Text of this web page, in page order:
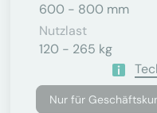
600 - 800 mm
Nutzlast
120 - 265 kg
Nur für